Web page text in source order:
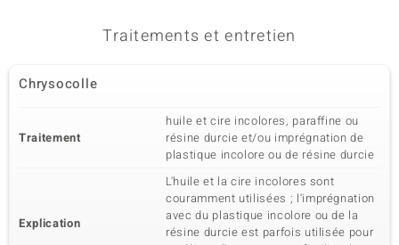
Traitements et entretien
Chrysocolle
Traitement
huile et cire incolores, paraffine ou
résine durcie et/ou imprégnation de
plastique incolore ou de résine durcie
Explication
L'huile et la cire incolores sont
couramment utilisées ; l'imprégnation
avec du plastique incolore ou de la
résine durcie est parfois utilisée pour